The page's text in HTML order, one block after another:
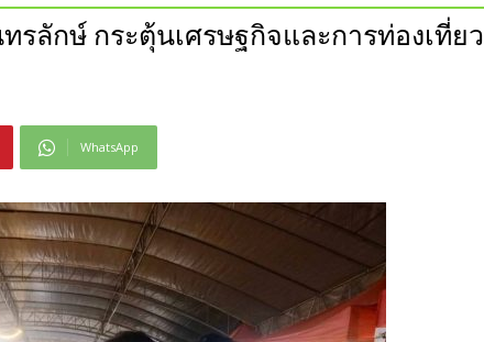
รลักษ์ กระตุ้นเศรษฐกิจและการท่องเที่ยว
WhatsApp